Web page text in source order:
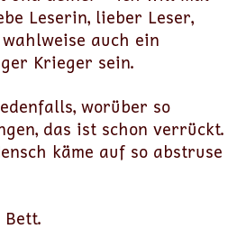
Leserin, lieber Leser,
auch ein
Krieger sein.
worüber so
das ist schon verrückt.
käme auf so abstruse